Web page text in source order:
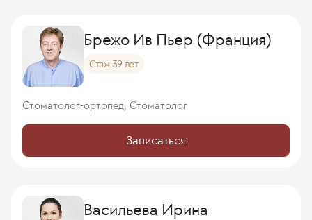
Брежо Ив Пьер (Франция)
Стаж 39 лет
Стоматолог-ортопед, Стоматолог
Записаться
Васильева Ирина